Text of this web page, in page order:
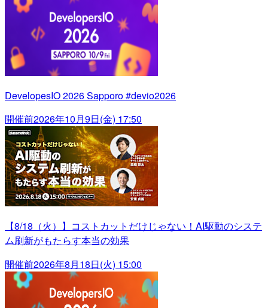
DevelopesIO 2026 Sapporo #devio2026
開催前2026年10月9日(金) 17:50
【8/18（火）】コストカットだけじゃない！AI駆動のシステ
ム刷新がもたらす本当の効果
開催前2026年8月18日(火) 15:00